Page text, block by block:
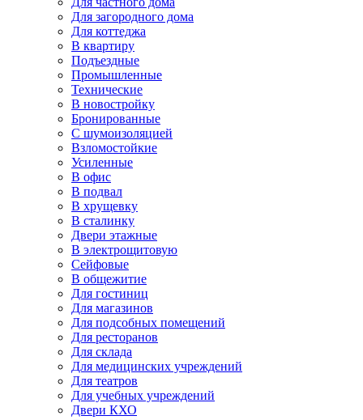
Для загородного дома
Для коттеджа
В квартиру
Подъездные
Промышленные
Технические
В новостройку
Бронированные
С шумоизоляцией
Взломостойкие
Усиленные
В офис
В подвал
В хрущевку
В сталинку
Двери этажные
В электрощитовую
Сейфовые
В общежитие
Для гостиниц
Для магазинов
Для подсобных помещений
Для ресторанов
Для склада
Для медицинских учреждений
Для театров
Для учебных учреждений
Двери КХО